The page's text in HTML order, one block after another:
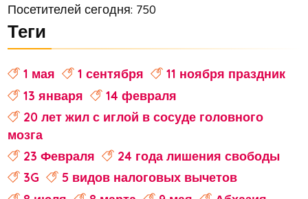
Посетителей сегодня: 750
Теги
1 мая 1 сентября
11 ноября праздник
13 января
14 февраля
20 лет жил с иглой в сосуде головного
мозга
23 Февраля
24 года лишения свободы
3G
5 видов налоговых вычетов